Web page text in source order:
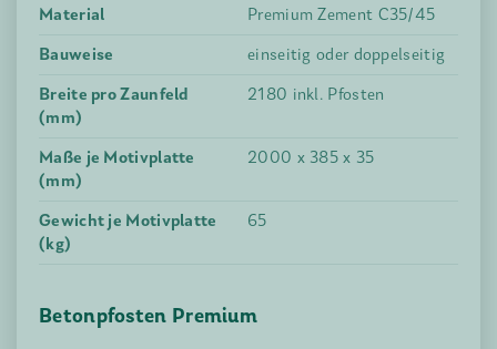
Material
Premium Zement C35/45
Bauweise
einseitig oder doppelseitig
Breite pro Zaunfeld
(mm)
2180 inkl. Pfosten
Maße je Motivplatte
(mm)
2000 x 385 x 35
Gewicht je Motivplatte
(kg)
65
Betonpfosten Premium